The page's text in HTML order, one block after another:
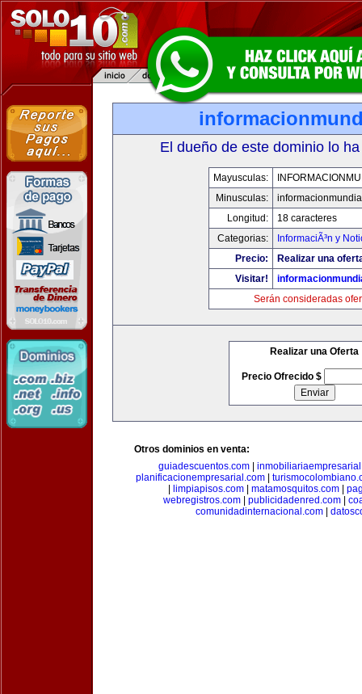
El dueño de este dominio lo
Mayusculas:
Minusculas:
Longitud:
18 caracteres
Categorias:
InformaciÃ³n y
Precio:
Realizar una
Visitar!
Serán consideradas
Realizar una Oferta
Precio Ofrecido $
Otros dominios en venta:
guiadescuentos.com
planificacionempresarial.com
limpiapisos.com| matamosquitos.com|
webregistros.com| publicidadenred.com|
comunidadinternacional.com|